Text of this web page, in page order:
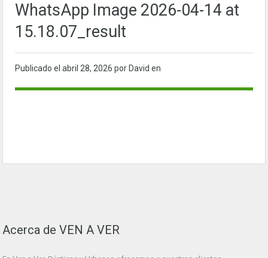
WhatsApp Image 2026-04-14 at
15.18.07_result
Publicado el abril 28, 2026 por David en
Acerca de VEN A VER